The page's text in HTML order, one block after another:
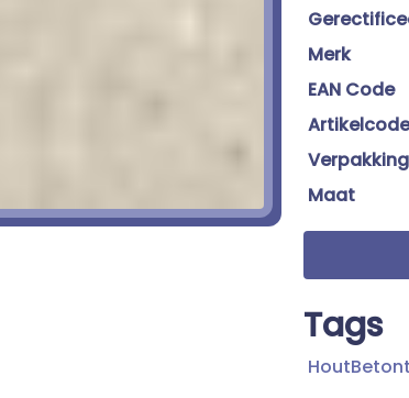
Merk
EAN Code
Artikelcode
Verpakking
Maat
Tags